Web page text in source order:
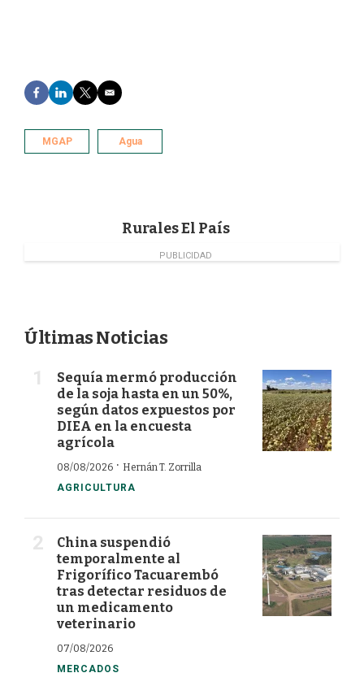
F
a
e
b
L
i
k
e
T
w
t
E
m
l
MGAP Agua
Rurales El País
PUBLICIDAD
Últimas Noticias
Sequía mermó producción
de la soja hasta en un 50%,
según datos expuestos por
DIEA en la encuesta
agrícola
08/08/2026 · Hernán T. Zorrilla
AGRICULTURA
China suspendió
temporalmente al
Frigorífico Tacuarembó
tras detectar residuos de
un medicamento
veterinario
07/08/2026
MERCADOS